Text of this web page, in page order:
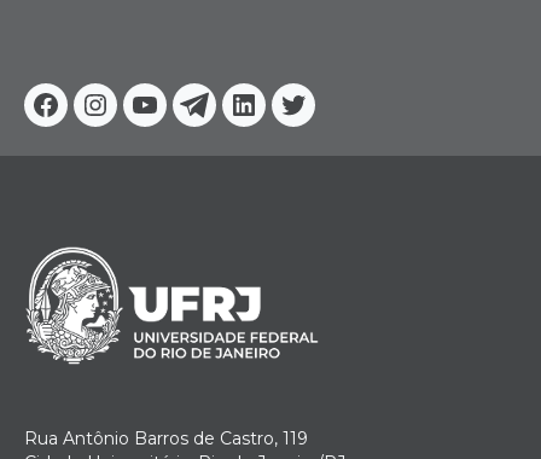
Facebook
Instagram
YoutubeTelegram
Linkedin
Twitter
Rua Antônio Barros de Castro, 119